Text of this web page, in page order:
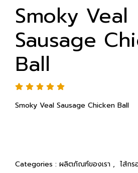
Smoky Veal
Sausage
Ball
Smoky Veal Sausage Chicken Ball
Categories : ผลิตภัณฑ์ของเรา , ไส้กร